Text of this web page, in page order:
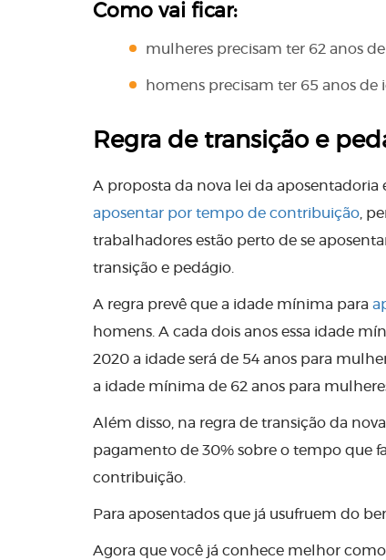
Como vai ficar:
mulheres precisam ter 62 anos
homens precisam ter 65 anos de
Regra de transição e
A proposta da nova lei da aposentadoria
aposentar por tempo de contribuição ,
trabalhadores estão perto de se
transição e pedágio.
A regra prevê que a idade mínima para
homens. A cada dois anos essa idade
2020 a idade será de 54 anos para
a idade mínima de 62 anos para
Além disso, na regra de transição da
pagamento de 30% sobre o tempo que
contribuição.
Para aposentados que já usufruem do
Agora que você já conhece melhor